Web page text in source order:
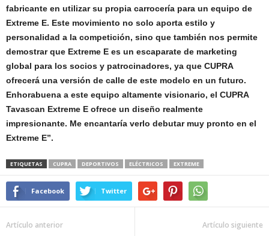
fabricante en utilizar su propia carrocería para un equipo de
Extreme E. Este movimiento no solo aporta estilo y
personalidad a la competición, sino que también nos permite
demostrar que Extreme E es un escaparate de marketing
global para los socios y patrocinadores, ya que CUPRA
ofrecerá una versión de calle de este modelo en un futuro.
Enhorabuena a este equipo altamente visionario, el CUPRA
Tavascan Extreme E ofrece un diseño realmente
impresionante. Me encantaría verlo debutar muy pronto en el
Extreme E”.
ETIQUETAS CUPRA DEPORTIVOS ELÉCTRICOS EXTREME
Facebook Twitter
Artículo anterior Artículo siguiente